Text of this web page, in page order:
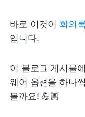
바로 이것이 회의
입니다.
이 블로그 게시물
웨어 옵션을 하나
볼까요! 💪🏼